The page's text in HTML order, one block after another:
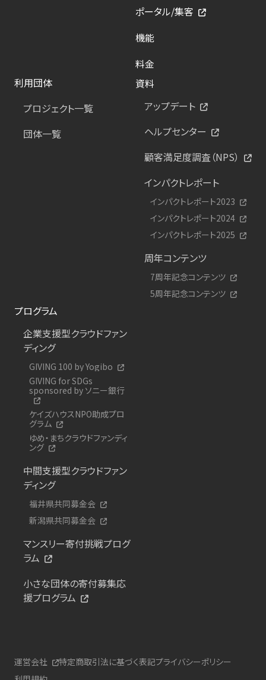
ポータル/集客
機能
料金
利用団体
プロジェクト一覧
団体一覧
資料
アップデート
ヘルプセンター
顧客満足度調査（NPS）
インパクトレポート
インパクトレポート2023
インパクトレポート2024
インパクトレポート2025
周年コンテンツ
7周年記念コンテンツ
5周年記念コンテンツ
プログラム
企業支援型クラウドファン
ディング
GIVING 100 by Yogibo
GIVING for SDGs
sponsored by ソニー銀行
ケイズハウスNPO助成プロ
グラム
ゆめ・まちクラウドファンディ
ング
中間支援型クラウドファン
ディング
福井県共同募金会
新潟県共同募金会
マンスリー寄付挑戦プログ
ラム
小さな団体の寄付募集応
援プログラム
運営会社 特定商取引法に基づく表記プライバシーポリシー